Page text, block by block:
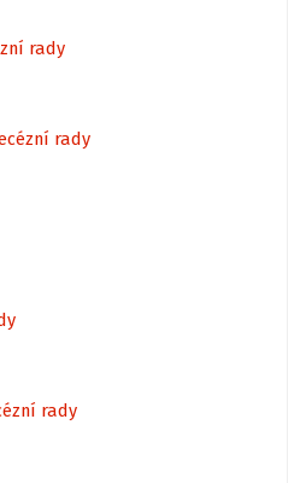
rady
rady
rady